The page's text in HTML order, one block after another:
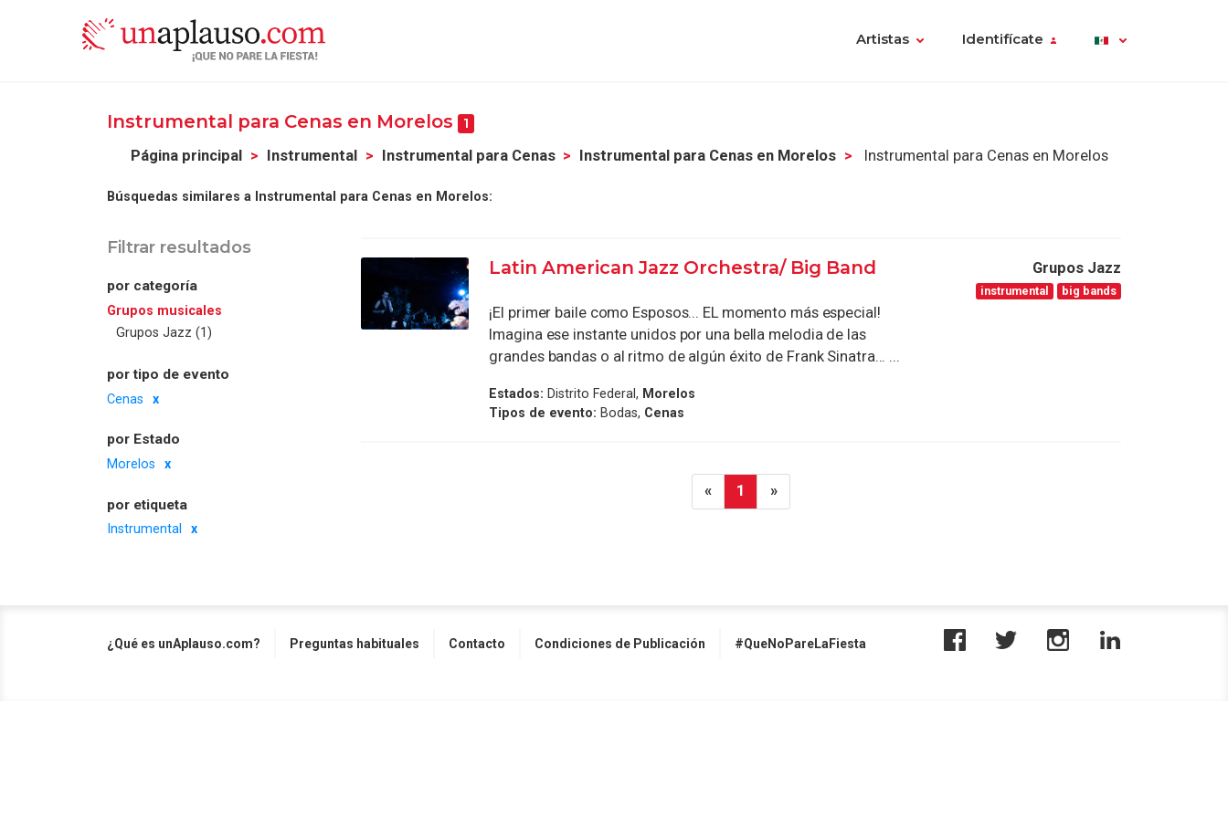
Artistas Identifícate
Instrumental para Cenas en Morelos 1
Página principal Instrumental Instrumental para Cenas Instrumental para Cenas en Morelos Instrumental para Cenas en Morelos
Búsquedas similares a Instrumental para Cenas en Morelos:
Filtrar resultados
por categoría
Grupos musicales
Grupos Jazz (1)
por tipo de evento
Cenas
por Estado
Morelos
por etiqueta
Instrumental
Latin American Jazz Orchestra/ Big Band
¡El primer baile como Esposos... EL momento más especial!
Imagina ese instante unidos por una bella melodia de las
grandes bandas o al ritmo de algún éxito de Frank Sinatra... ...
Estados: Distrito Federal, Morelos
Tipos de evento: Bodas, Cenas
Grupos Jazz
instrumental big bands
« 1 »
¿Qué es unAplauso.com? Preguntas habituales Contacto Condiciones de Publicación #QueNoPareLaFiesta